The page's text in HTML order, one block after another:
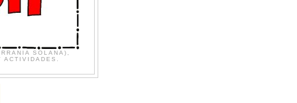
SOLANA),
ACTIVIDADES.